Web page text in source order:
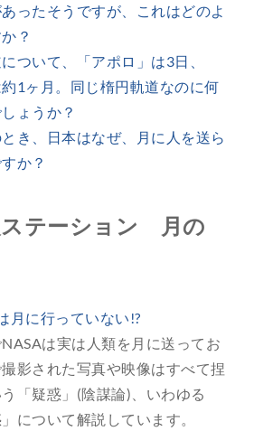
ったそうですが、これはどのよ
？
ついて、「アポロ」は3日、
約1ヶ月。同じ楕円軌道なのに何
ょうか？
き、日本はなぜ、月に人を送ら
か？
ステーション 月の
に行っていない!?
は実は人類を月に送ってお
影された写真や映像はすべて捏
「疑惑」(陰謀論)、いわゆる
」について解説しています。